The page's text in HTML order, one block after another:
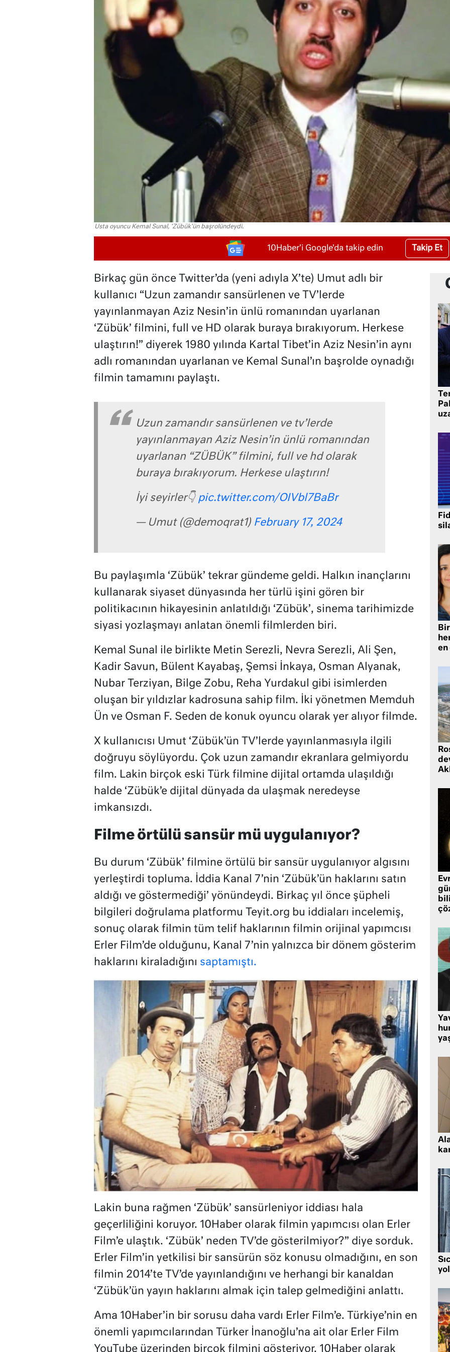
Usta oyuncu Kemal Sunal, 'Zübük'ün başrolündeydi.
10Haber'i Google'da takip edin Takip Et
Birkaç gün önce Twitter’da (yeni adıyla X’te) Umut adlı bir
kullanıcı “Uzun zamandır sansürlenen ve TV’lerde
yayınlanmayan Aziz Nesin’in ünlü romanından uyarlanan
‘Zübük’ filmini, full ve HD olarak buraya bırakıyorum. Herkese
ulaştırın!” diyerek 1980 yılında Kartal Tibet’in Aziz Nesin’in aynı
adlı romanından uyarlanan ve Kemal Sunal’ın başrolde oynadığı
filmin tamamını paylaştı.
Uzun zamandır sansürlenen ve tv’lerde
yayınlanmayan Aziz Nesin’in ünlü romanından
uyarlanan “ZÜBÜK” filmini, full ve hd olarak
buraya bırakıyorum. Herkese ulaştırın!
İyi seyirler👇 pic.twitter.com/OIVbl7BaBr
— Umut (@demoqrat1) February 17, 2024
Bu paylaşımla ‘Zübük’ tekrar gündeme geldi. Halkın inançlarını
kullanarak siyaset dünyasında her türlü işini gören bir
politikacının hikayesinin anlatıldığı ‘Zübük’, sinema tarihimizde
siyasi yozlaşmayı anlatan önemli filmlerden biri.
Kemal Sunal ile birlikte Metin Serezli, Nevra Serezli, Ali Şen,
Kadir Savun, Bülent Kayabaş, Şemsi İnkaya, Osman Alyanak,
Nubar Terziyan, Bilge Zobu, Reha Yurdakul gibi isimlerden
oluşan bir yıldızlar kadrosuna sahip film. İki yönetmen Memduh
Ün ve Osman F. Seden de konuk oyuncu olarak yer alıyor filmde.
X kullanıcısı Umut ‘Zübük’ün TV’lerde yayınlanmasıyla ilgili
doğruyu söylüyordu. Çok uzun zamandır ekranlara gelmiyordu
film. Lakin birçok eski Türk filmine dijital ortamda ulaşıldığı
halde ‘Zübük’e dijital dünyada da ulaşmak neredeyse
imkansızdı.
Filme örtülü sansür mü uygulanıyor?
Bu durum ‘Zübük’ filmine örtülü bir sansür uygulanıyor algısını
yerleştirdi topluma. İddia Kanal 7’nin ‘Zübük’ün haklarını satın
aldığı ve göstermediği’ yönündeydi. Birkaç yıl önce şüpheli
bilgileri doğrulama platformu Teyit.org bu iddiaları incelemiş,
sonuç olarak filmin tüm telif haklarının filmin orijinal yapımcısı
Erler Film’de olduğunu, Kanal 7’nin yalnızca bir dönem gösterim
haklarını kiraladığını saptamıştı.
Lakin buna rağmen ‘Zübük’ sansürleniyor iddiası hala
geçerliliğini koruyor. 10Haber olarak filmin yapımcısı olan Erler
Film’e ulaştık. ‘Zübük’ neden TV’de gösterilmiyor?” diye sorduk.
Erler Film’in yetkilisi bir sansürün söz konusu olmadığını, en son
filmin 2014’te TV’de yayınlandığını ve herhangi bir kanaldan
‘Zübük’ün yayın haklarını almak için talep gelmediğini anlattı.
Ama 10Haber’in bir sorusu daha vardı Erler Film’e. Türkiye’nin en
önemli yapımcılarından Türker İnanoğlu’na ait olar Erler Film
YouTube üzerinden birçok filmini gösteriyor. 10Haber olarak
en